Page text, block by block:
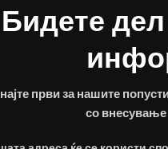
Бидете
први за нашите
со